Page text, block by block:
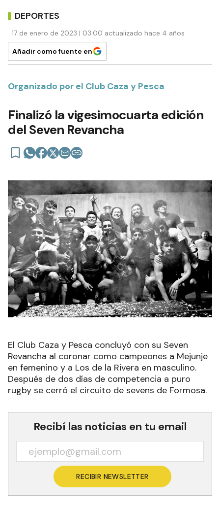
DEPORTES
17 de enero de 2023 | 03:00 actualizado hace 4 años
Añadir como fuente en
Organizado por el Club Caza y Pesca
Finalizó la vigesimocuarta edición
del Seven Revancha
El Club Caza y Pesca concluyó con su Seven
Revancha al coronar como campeones a Mejunje
en femenino y a Los de la Rivera en masculino.
Después de dos días de competencia a puro
rugby se cerró el circuito de sevens de Formosa.
Recibí las noticias en tu email
RECIBIR NEWSLETTER